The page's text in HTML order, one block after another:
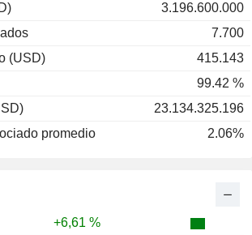
+6,61 %
3.196.600.000
7.700
(USD)
415.143
99.42 %
23.134.325.196
promedio
2.06%